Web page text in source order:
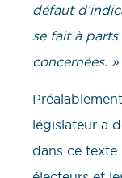
défaut
se fait à
concernées. »
législateur a
dans ce texte